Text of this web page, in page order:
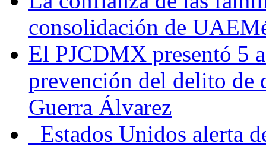
consolidación de
El PJCDMX presentó 5
prevención del delito de
Guerra Álvarez
Estados Unidos alerta